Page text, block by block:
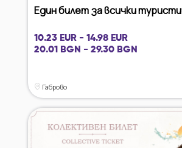
Един билет за всички
10.23 EUR - 14.98 EUR
20.01 BGN - 29.30 BGN
Габрово